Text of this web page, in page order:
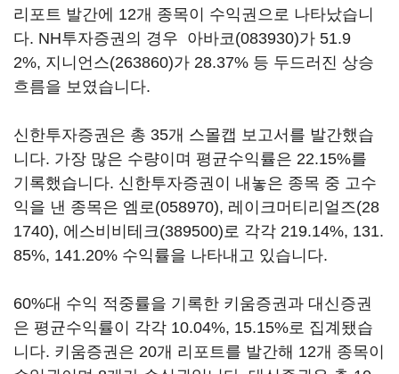
리포트 발간에 12개 종목이 수익권으로 나타났습니
다. NH투자증권의 경우 아바코(083930)가 51.9
2%, 지니언스(263860)가 28.37% 등 두드러진 상승
흐름을 보였습니다.
신한투자증권은 총 35개 스몰캡 보고서를 발간했습
니다. 가장 많은 수량이며 평균수익률은 22.15%를
기록했습니다. 신한투자증권이 내놓은 종목 중 고수
익을 낸 종목은 엠로(058970), 레이크머티리얼즈(28
1740), 에스비비테크(389500)로 각각 219.14%, 131.
85%, 141.20% 수익률을 나타내고 있습니다.
60%대 수익 적중률을 기록한 키움증권과 대신증권
은 평균수익률이 각각 10.04%, 15.15%로 집계됐습
니다. 키움증권은 20개 리포트를 발간해 12개 종목이